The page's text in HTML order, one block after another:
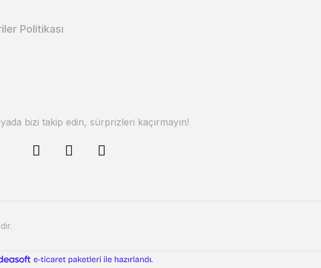
Politikası
bizi takip edin, sürprizleri kaçırmayın!
ideasoft
e-